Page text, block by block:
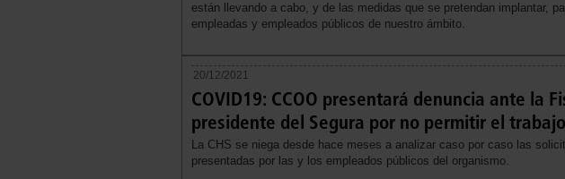
están llevando a cabo, y de las medidas que se pretendan implantar,
empleadas y empleados públicos de nuestro ámbito.
20/12/2021
COVID19: CCOO presentará denuncia ante la
presidente del Segura por no permitir el
La CHS se niega desde hace meses a analizar caso por caso las
presentadas por las y los empleados públicos del organismo.